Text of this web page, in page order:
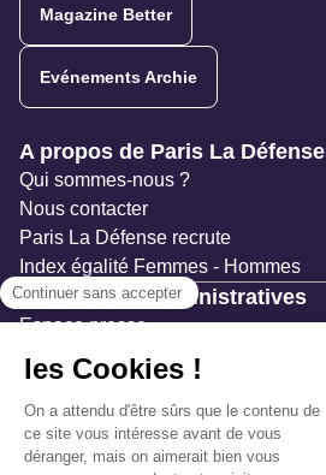
Magazine Better
Evénements Archie
Navigation secondaire
A propos de Paris La Défense
Qui sommes-nous ?
Nous contacter
Paris La Défense recrute
Index égalité Femmes - Hommes
Ressources administratives
Espace presse
Documentation
Marchés publics
Appels à projets & avis d'attribution
Mesures de publicité
Concertations et enquêtes publiques